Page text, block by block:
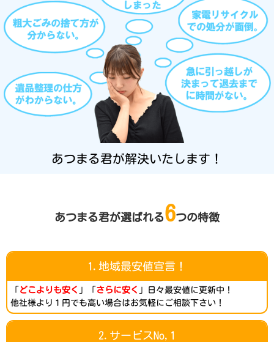
あつまる君が解決いたします！
あつまる君が選ばれる6つの特徴
1.地域最安値宣言！
どこよりも安く さらに安く
」日々最安値に更新中！
他社様より１円でも高い場合はお気軽にご相談下さい！
2.サービスNo,1